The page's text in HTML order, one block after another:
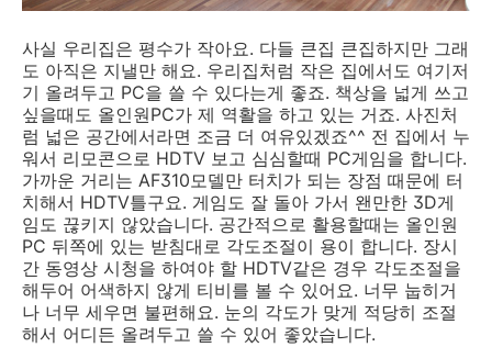
사실 우리집은 평수가 작아요. 다들 큰집 큰집하지만 그래
도 아직은 지낼만 해요. 우리집처럼 작은 집에서도 여기저
기 올려두고 PC을 쓸 수 있다는게 좋죠. 책상을 넓게 쓰고
싶을때도 올인원PC가 제 역활을 하고 있는 거죠. 사진처
럼 넓은 공간에서라면 조금 더 여유있겠죠^^ 전 집에서 누
워서 리모콘으로 HDTV 보고 심심할때 PC게임을 합니다.
가까운 거리는 AF310모델만 터치가 되는 장점 때문에 터
치해서 HDTV틀구요. 게임도 잘 돌아 가서 왠만한 3D게
임도 끊키지 않았습니다. 공간적으로 활용할때는 올인원
PC 뒤쪽에 있는 받침대로 각도조절이 용이 합니다. 장시
간 동영상 시청을 하여야 할 HDTV같은 경우 각도조절을
해두어 어색하지 않게 티비를 볼 수 있어요. 너무 눕히거
나 너무 세우면 불편해요. 눈의 각도가 맞게 적당히 조절
해서 어디든 올려두고 쓸 수 있어 좋았습니다.